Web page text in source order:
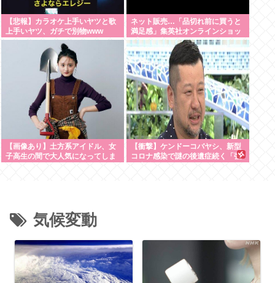
【悲報】カラオケ上手いヤツと歌
上手いヤツ、ガチで別物www
ネット販売…「品切れ前に買うと
満足感」集英社オンラインショッ
プで“43億円分”キャンセルか
200超のメールアカウント使い大
量注文 32歳女を逮捕 [8/6]
【画像あり】土方系アイドル、女
子高生の間で大人気になってしま
【衝撃】ケンドーコバヤシ、新型
コロナ感染で謎の後遺症続く「強
気候変動